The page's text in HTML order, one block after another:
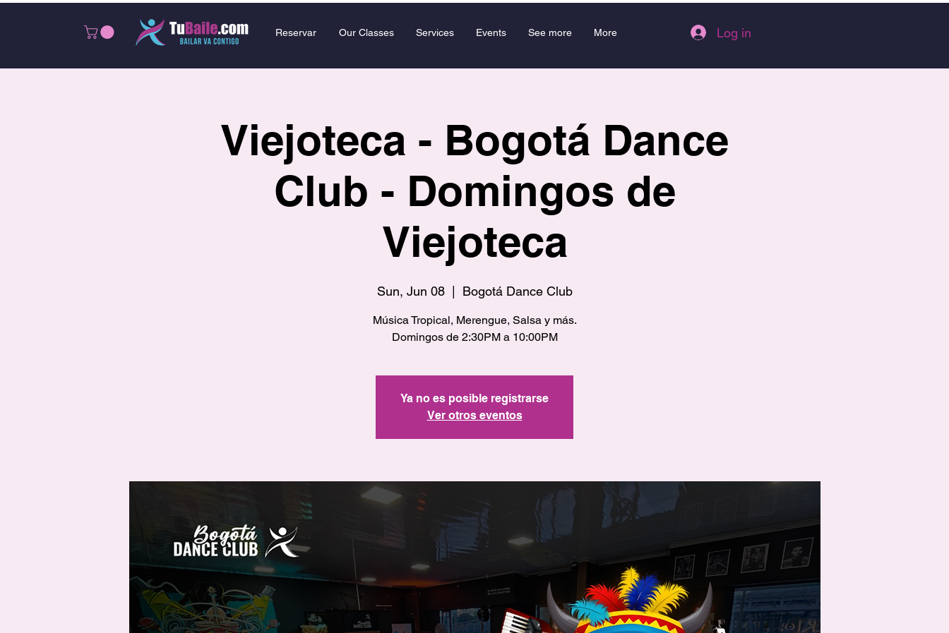
Reservar Our Classes Services Events See more More Log in
Viejoteca - Bogotá Dance
Club - Domingos de
Viejoteca
Sun, Jun 08
  |
Bogotá Dance Club
Música Tropical, Merengue, Salsa y más.
Domingos de 2:30PM a 10:00PM
Ya no es posible registrarse
Ver otros eventos